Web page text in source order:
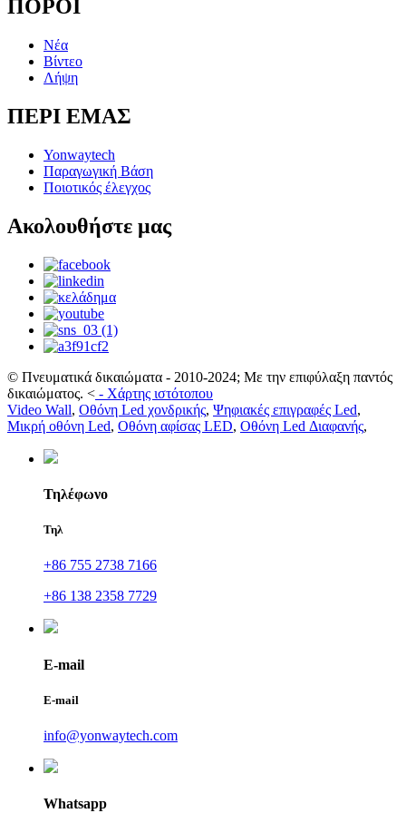
ΠΟΡΟΙ
Νέα
Βίντεο
Λήψη
ΠΕΡΙ ΕΜΑΣ
Yonwaytech
Παραγωγική Βάση
Ποιοτικός έλεγχος
Ακολουθήστε μας
© Πνευματικά δικαιώματα - 2010-2024; Με την επιφύλαξη παντός
δικαιώματος. < - Χάρτης ιστότοπου
Video Wall, Οθόνη Led χονδρικής, Ψηφιακές επιγραφές Led,
Μικρή οθόνη Led, Οθόνη αφίσας LED, Οθόνη Led Διαφανής,
Τηλέφωνο
Τηλ
+86 755 2738 7166
+86 138 2358 7729
E-mail
E-mail
info@yonwaytech.com
Whatsapp